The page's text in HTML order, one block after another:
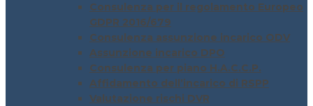
Consulenza per il regolamento Europeo
GDPR 2016/679
Consulenza assunzione incarico ODV
Assunzione incarico DPO
Consulenza per piano H.A.C.C.P.
Affidamento dell’incarico di RSPP
Valutazione rischi DVR